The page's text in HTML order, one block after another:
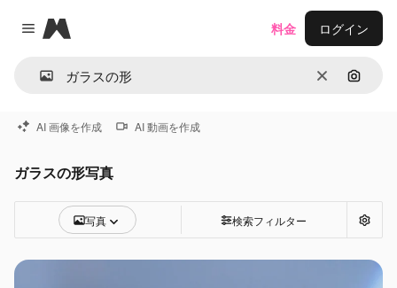
Close menu
Magnific
消去 画像で
料金 ログイン
AI 画像を作成 AI 動画を作成
ガラスの形写真
写真 検索フィルター